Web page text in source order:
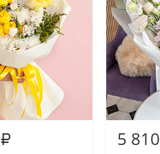
₽ 5 810